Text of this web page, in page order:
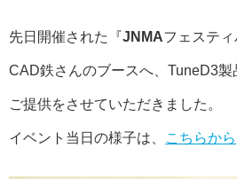
先日開催された『JNMAフェステ
CAD鉄さんのブースへ、TuneD3
ご提供をさせていただきました。
イベント当日の様子は、 こちらから